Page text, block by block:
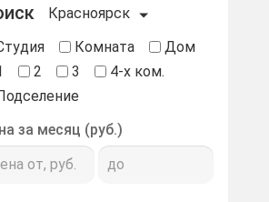
Красноярск
Комната
Дом
2 3
4-х ком.
за месяц (руб.)